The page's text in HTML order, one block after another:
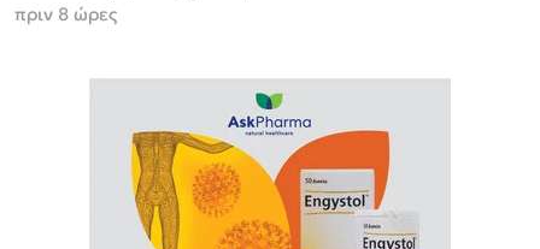
πριν 8 ώρες